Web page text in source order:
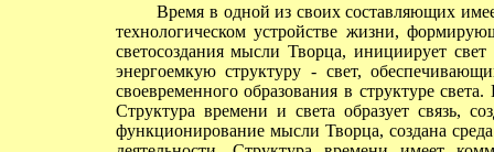
Время в одной из своих составляющих
технологическом устройстве жизни,
светосоздания мысли Творца, инициирует
энергоемкую структуру - свет,
своевременного образования в структуре
Структура времени и света образует связь,
функционирование мысли Творца, создана